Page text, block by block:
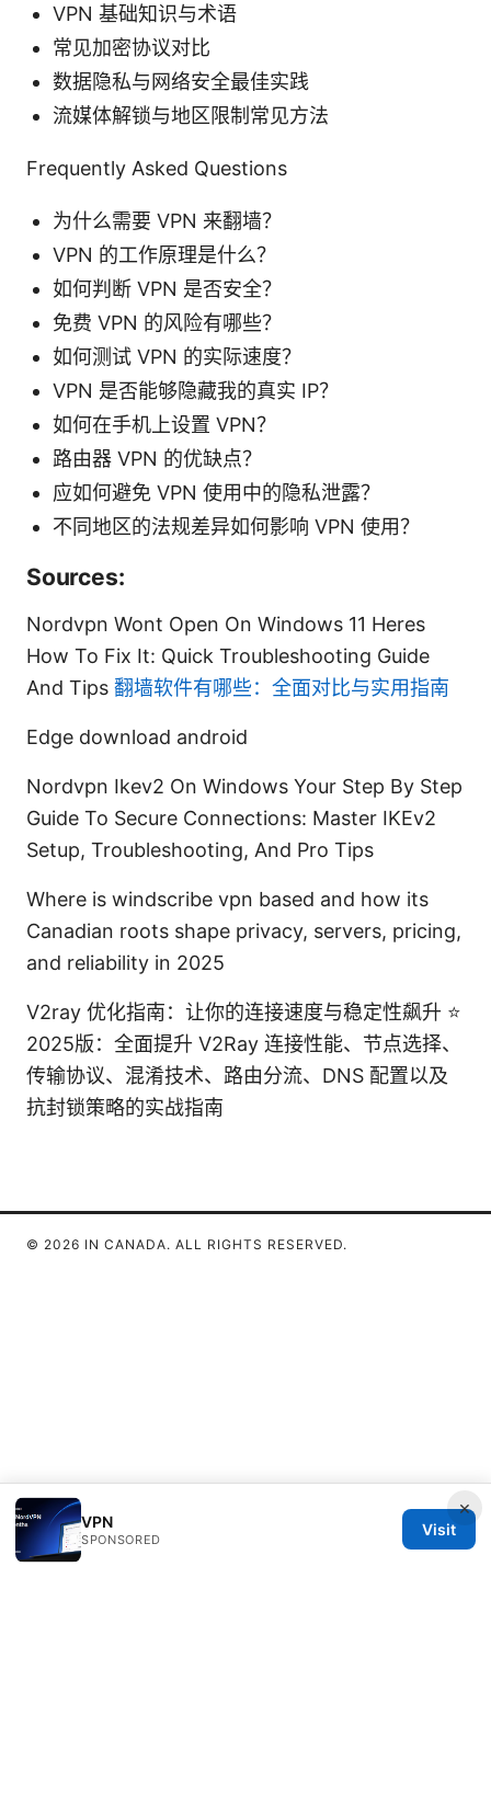
VPN 基础知识与术语
常见加密协议对比
数据隐私与网络安全最佳实践
流媒体解锁与地区限制常见方法
Frequently Asked Questions
为什么需要 VPN 来翻墙？
VPN 的工作原理是什么？
如何判断 VPN 是否安全？
免费 VPN 的风险有哪些？
如何测试 VPN 的实际速度？
VPN 是否能够隐藏我的真实 IP？
如何在手机上设置 VPN？
路由器 VPN 的优缺点？
应如何避免 VPN 使用中的隐私泄露？
不同地区的法规差异如何影响 VPN 使用？
Sources:
Nordvpn Wont Open On Windows 11 Heres
How To Fix It: Quick Troubleshooting Guide
And Tips 翻墙软件有哪些：全面对比与实用指南
Edge download android
Nordvpn Ikev2 On Windows Your Step By Step
Guide To Secure Connections: Master IKEv2
Setup, Troubleshooting, And Pro Tips
Where is windscribe vpn based and how its
Canadian roots shape privacy, servers, pricing,
and reliability in 2025
V2ray 优化指南：让你的连接速度与稳定性飙升 ⭐
2025版：全面提升 V2Ray 连接性能、节点选择、
传输协议、混淆技术、路由分流、DNS 配置以及
抗封锁策略的实战指南
×
VPN
SPONSORED
Visit
© 2026 IN CANADA. ALL RIGHTS RESERVED.